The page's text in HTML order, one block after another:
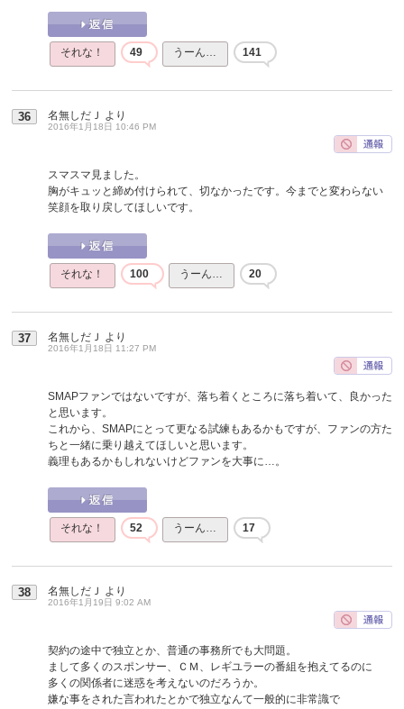
それな！ 49 うーん… 141
36 名無しだＪ より
2016年1月18日 10:46 PM
スマスマ見ました。
胸がキュッと締め付けられて、切なかったです。今までと変わらない
笑顔を取り戻してほしいです。
それな！ 100 うーん… 20
37 名無しだＪ より
2016年1月18日 11:27 PM
SMAPファンではないですが、落ち着くところに落ち着いて、良かった
と思います。
これから、SMAPにとって更なる試練もあるかもですが、ファンの方た
ちと一緒に乗り越えてほしいと思います。
義理もあるかもしれないけどファンを大事に…。
それな！ 52 うーん… 17
38 名無しだＪ より
2016年1月19日 9:02 AM
契約の途中で独立とか、普通の事務所でも大問題。
まして多くのスポンサー、ＣＭ、レギユラーの番組を抱えてるのに
多くの関係者に迷惑を考えないのだろうか。
嫌な事をされた言われたとかで独立なんて一般的に非常識で